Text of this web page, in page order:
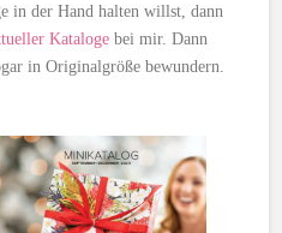
in der Hand halten willst, dann
Kataloge bei mir. Dann
in Originalgröße bewundern.